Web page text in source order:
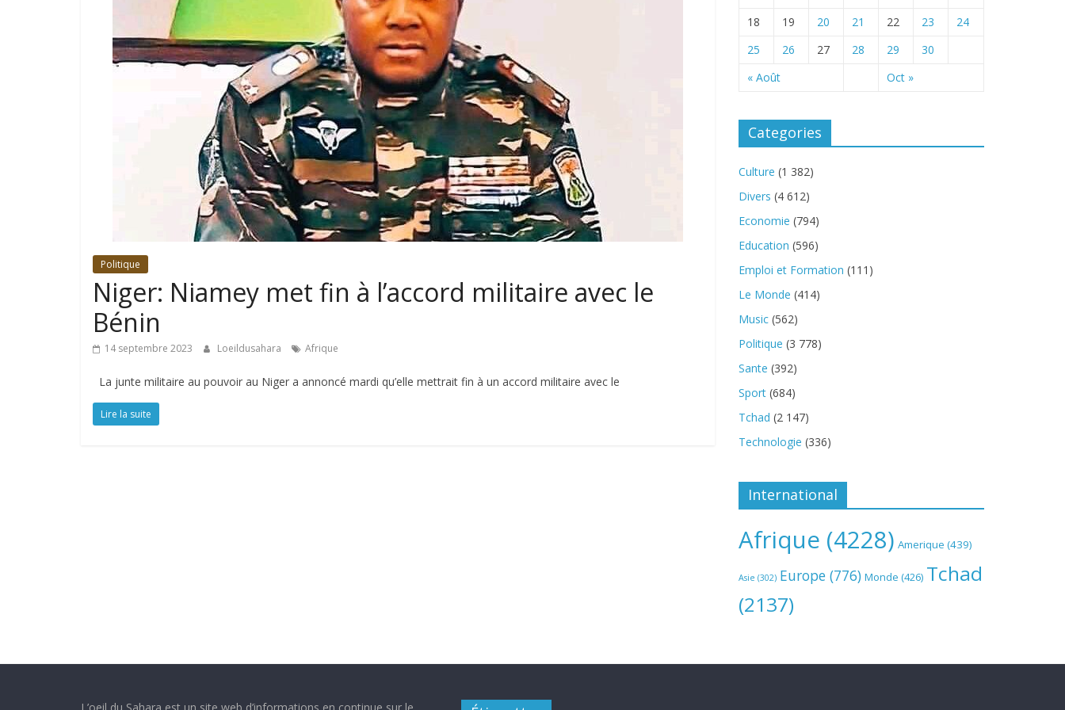
Politique
Niger: Niamey met fin à l’accord militaire avec le
Bénin
14 septembre 2023 Loeildusahara Afrique
La junte militaire au pouvoir au Niger a annoncé mardi qu’elle mettrait fin à un accord militaire avec le
Lire la suite
« Août Oct »
18
19 20 21 22 23
24
25
26 27 28 29 30
Categories
Culture (1 382)
Divers (4 612)
Economie (794)
Education (596)
Emploi et Formation (111)
Le Monde (414)
Music (562)
Politique (3 778)
Sante (392)
Sport (684)
Tchad (2 147)
Technologie (336)
International
Afrique (4228) Amerique (439)
Asie (302) Europe (776) Monde (426) Tchad
(2137)